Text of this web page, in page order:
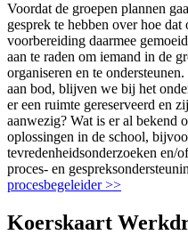
Voordat de groepen plannen
gesprek te hebben over hoe
voorbereiding daarmee
aan te raden om iemand in de
organiseren en te
aan bod, blijven we bij het
er een ruimte gereserveerd en
aanwezig? Wat is er al bekend
oplossingen in de school,
tevredenheidsonderzoeken en/
proces- en
procesbegeleider >>
Koerskaart